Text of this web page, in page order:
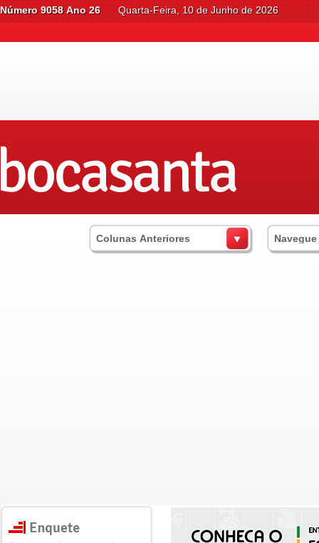
Número 9058 Ano 26 Quarta-Feira, 10 de Junho de 2026
Colunas Anteriores